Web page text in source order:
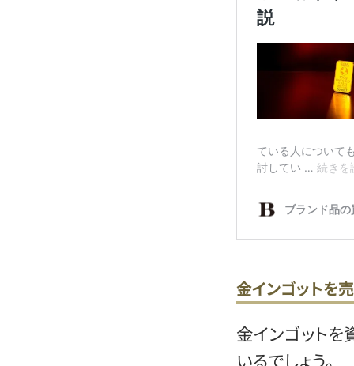
金インゴットを
金インゴット
いるでしょう。